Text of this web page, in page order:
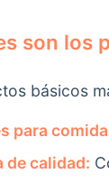
son los
básicos
para
de calidad: